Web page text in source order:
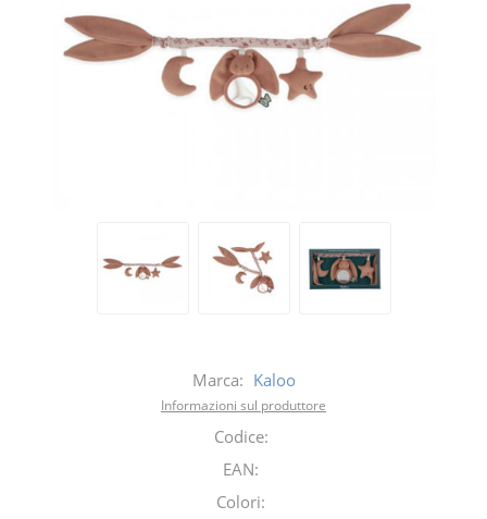
Marca: Kaloo
Informazioni sul produttore
Codice:
EAN:
Colori: